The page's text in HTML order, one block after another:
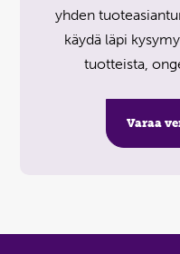
yhden
käydä läpi
tuotteista,
Varaa